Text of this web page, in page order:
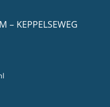
– KEPPELSEWEG